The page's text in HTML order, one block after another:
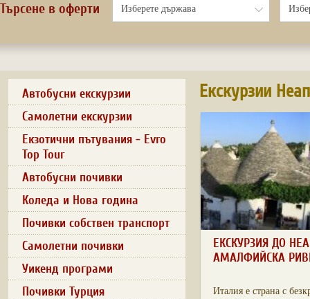
Търсене в оферти
Автобусни екскурзии
Самолетни екскурзии
Екзотични пътувания - Evro
Top Tour
Автобусни почивки
Коледа и Нова година
Почивки собствен транспорт
Самолетни почивки
Уикенд програми
Почивки Турция
Екскурзии
ЕКСКУРЗИЯ ДО
АМАЛФИЙСКА
Италия е страна с